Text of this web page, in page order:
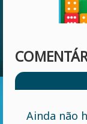
Ainda não